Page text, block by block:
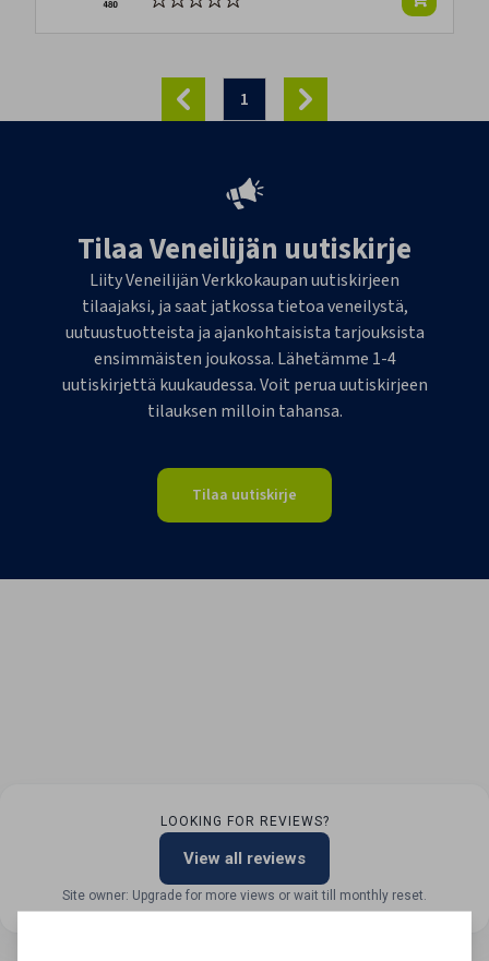
1
Tilaa Veneilijän uutiskirje
Liity Veneilijän Verkkokaupan uutiskirjeen
tilaajaksi, ja saat jatkossa tietoa veneilystä,
uutuustuotteista ja ajankohtaisista tarjouksista
ensimmäisten joukossa. Lähetämme 1-4
uutiskirjettä kuukaudessa. Voit perua uutiskirjeen
tilauksen milloin tahansa.
Tilaa uutiskirje
LOOKING FOR REVIEWS?
View all reviews
Site owner: Upgrade for more views or wait till monthly reset.